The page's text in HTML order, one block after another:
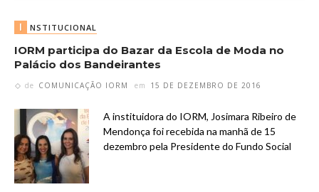
I NSTITUCIONAL
IORM participa do Bazar da Escola de Moda no
Palácio dos Bandeirantes
de COMUNICAÇÃO IORM em 15 DE DEZEMBRO DE 2016
A instituidora do IORM, Josimara Ribeiro de
Mendonça foi recebida na manhã de 15
dezembro pela Presidente do Fundo Social